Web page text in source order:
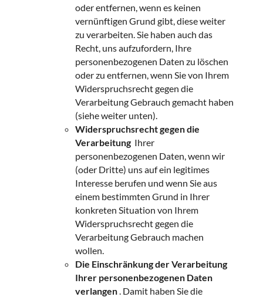
oder entfernen, wenn es keinen
vernünftigen Grund gibt, diese weiter
zu verarbeiten. Sie haben auch das
Recht, uns aufzufordern, Ihre
personenbezogenen Daten zu löschen
oder zu entfernen, wenn Sie von Ihrem
Widerspruchsrecht gegen die
Verarbeitung Gebrauch gemacht haben
(siehe weiter unten).
Widerspruchsrecht gegen die
Verarbeitung Ihrer
personenbezogenen Daten, wenn wir
(oder Dritte) uns auf ein legitimes
Interesse berufen und wenn Sie aus
einem bestimmten Grund in Ihrer
konkreten Situation von Ihrem
Widerspruchsrecht gegen die
Verarbeitung Gebrauch machen
wollen.
Die Einschränkung der Verarbeitung
Ihrer personenbezogenen Daten
verlangen. Damit haben Sie die